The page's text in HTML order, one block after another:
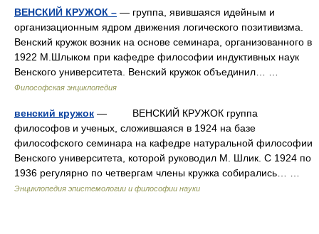
ВЕНСКИЙ КРУЖОК – — группа, явившаяся идейным и
организационным ядром движения логического позитивизма.
Венский кружок возник на основе семинара, организованного в
1922 М.Шлыком при кафедре философии индуктивных наук
Венского университета. Венский кружок объединил… …
Философская энциклопедия
венский кружок — ВЕНСКИЙ КРУЖОК группа
философов и ученых, сложившаяся в 1924 на базе
философского семинара на кафедре натуральной философии
Венского университета, которой руководил М. Шлик. С 1924 по
1936 регулярно по четвергам члены кружка собирались… …
Энциклопедия эпистемологии и философии науки